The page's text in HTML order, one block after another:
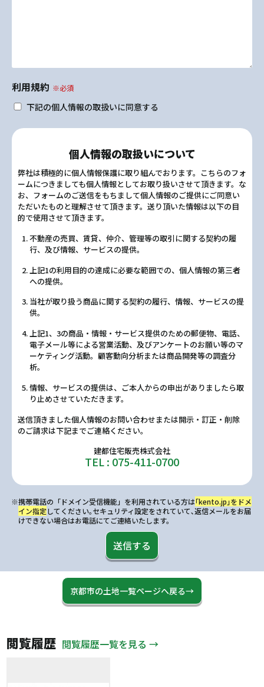
利用規約 ※必須
下記の個人情報の取扱いに同意する
個人情報の取扱いについて
弊社は積極的に個人情報保護に取り組んでおります。こちらのフォ
ームにつきましても個人情報としてお取り扱いさせて頂きます。な
お、フォームのご送信をもちまして個人情報のご提供にご同意い
ただいたものと理解させて頂きます。送り頂いた情報は以下の目
的で使用させて頂きます。
不動産の売買、賃貸、仲介、管理等の取引に関する契約の履
行、及び情報、サービスの提供。
上記1の利用目的の達成に必要な範囲での、個人情報の第三者
への提供。
当社が取り扱う商品に関する契約の履行、情報、サービスの提
供。
上記1、3の商品・情報・サービス提供のための郵便物、電話、
電子メール等による営業活動、及びアンケートのお願い等のマ
ーケティング活動。顧客動向分析または商品開発等の調査分
析。
情報、サービスの提供は、ご本人からの申出がありましたら取
り止めさせていただきます。
送信頂きました個人情報のお問い合わせまたは開示・訂正・削除
のご請求は下記までご連絡ください。
建都住宅販売株式会社
TEL : 075-411-0700
※携帯電話の「ドメイン受信機能」を利用されている方は｢kento.jp｣をドメ
イン指定してください｡セキュリティ設定をされていて､返信メールをお届
けできない場合はお電話にてご連絡いたします。
送信する
京都市の土地一覧ページへ戻る→
閲覧履歴 閲覧履歴一覧を見る →